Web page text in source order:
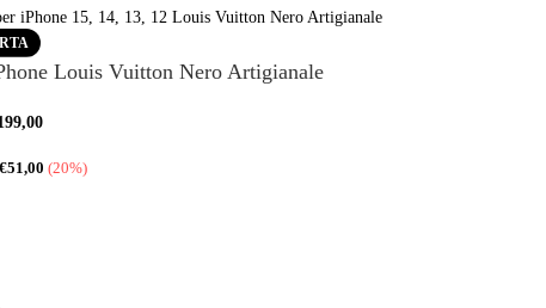
Vedi altro
Louis Vuitton Nero Artigianale
€51,00 (20%)